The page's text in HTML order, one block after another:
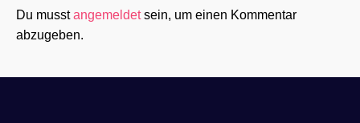
Du musstangemeldetsein, um einen Kommentar
abzugeben.